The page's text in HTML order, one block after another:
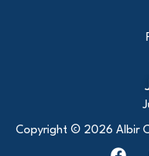
Copyright © 2026 Albir
F